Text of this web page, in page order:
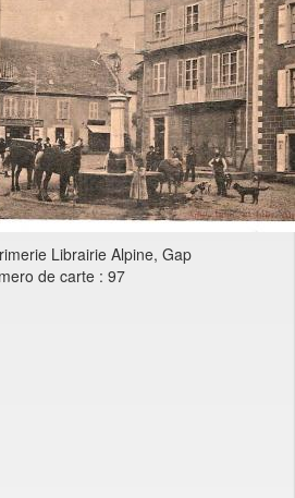
Librairie Alpine, Gap
de carte : 97